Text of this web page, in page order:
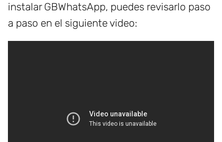
instalar GBWhatsApp, puedes revisarlo paso
a paso en el siguiente video: